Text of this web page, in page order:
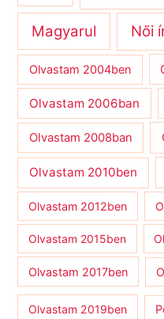
Magyarul Női
Olvastam 2004ben
Olvastam 2006ban
Olvastam 2008ban
Olvastam 2010ben
Olvastam 2012ben
Olvastam 2015ben
Olvastam 2017ben
Olvastam 2019ben